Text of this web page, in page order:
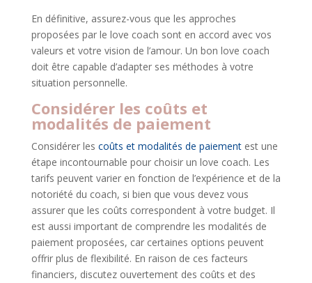
En définitive, assurez-vous que les approches
proposées par le love coach sont en accord avec vos
valeurs et votre vision de l’amour. Un bon love coach
doit être capable d’adapter ses méthodes à votre
situation personnelle.
Considérer les coûts et
modalités de paiement
Considérer les coûts et modalités de paiementest une
étape incontournable pour choisir un love coach. Les
tarifs peuvent varier en fonction de l’expérience et de la
notoriété du coach, si bien que vous devez vous
assurer que les coûts correspondent à votre budget. Il
est aussi important de comprendre les modalités de
paiement proposées, car certaines options peuvent
offrir plus de flexibilité. En raison de ces facteurs
financiers, discutez ouvertement des coûts et des